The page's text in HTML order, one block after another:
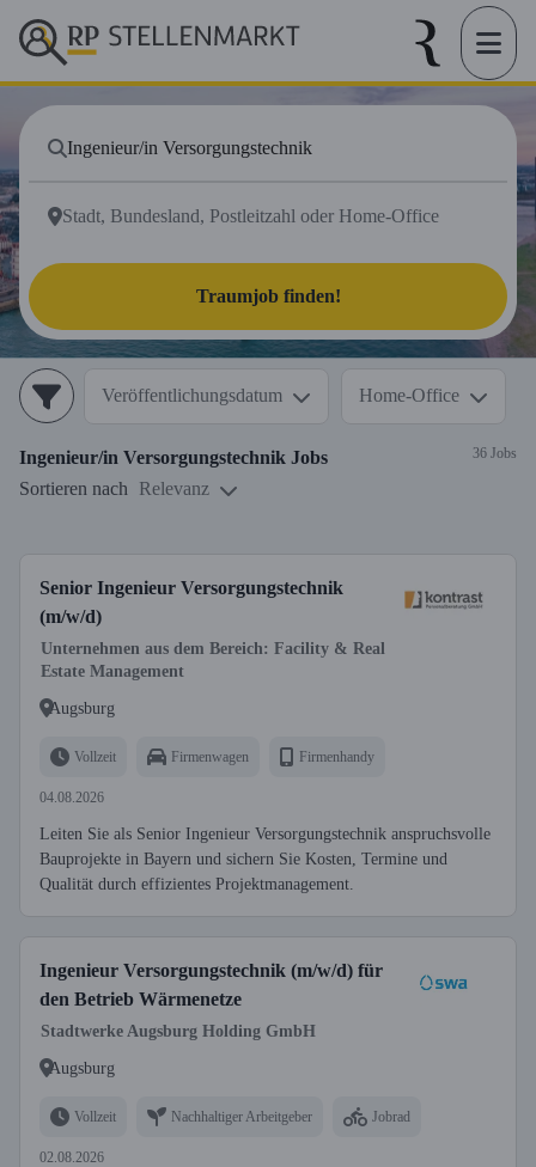
Traumjob finden!
Veröffentlichungsdatum Home-Office
Ingenieur/in Versorgungstechnik Jobs 36 Jobs
Sortieren nach Relevanz
Senior Ingenieur Versorgungstechnik
(m/w/d)
Unternehmen aus dem Bereich: Facility & Real
Estate Management
Augsburg
Vollzeit Firmenwagen Firmenhandy
04.08.2026
Leiten Sie als Senior Ingenieur Versorgungstechnik anspruchsvolle
Bauprojekte in Bayern und sichern Sie Kosten, Termine und
Qualität durch effizientes Projektmanagement.
Ingenieur Versorgungstechnik (m/w/d) für
den Betrieb Wärmenetze
Stadtwerke Augsburg Holding GmbH
Augsburg
Vollzeit Nachhaltiger Arbeitgeber Jobrad
02.08.2026